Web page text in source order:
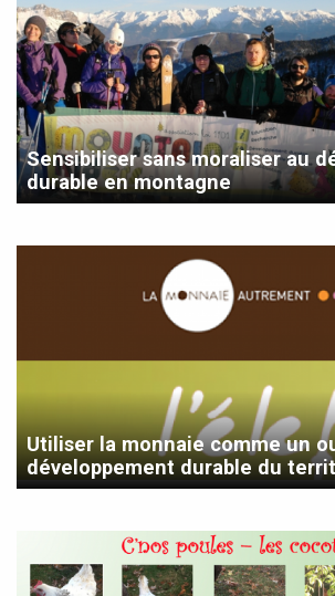
Sensibiliser sans moraliser au
durable en montagne
Utiliser la monnaie comme un
développement durable du